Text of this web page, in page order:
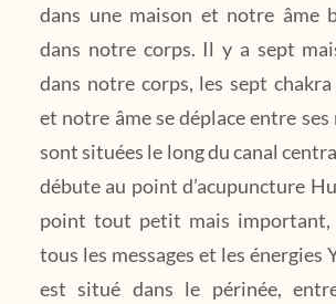
dans une maison et notre âme
dans notre corps. Il y a sept
dans notre corps, les sept
et notre âme se déplace entre ses
sont situées le long du canal
débute au point d’acupuncture
point tout petit mais important,
tous les messages et les énergies
est situé dans le périnée,